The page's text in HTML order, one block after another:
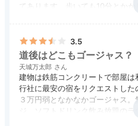
てあります。歩いても10分とかか
ズンドリンクやみかんジュースも
3.5
道後はどこもゴージャス？
天城万太郎
建物は鉄筋コンクリートで部屋は
行社に最安の宿をリクエストした
３万円弱となかなかゴージャス。
ジ、ソフトドリンク飲み放題のラ